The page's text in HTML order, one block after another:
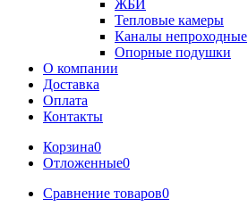
ЖБИ
Тепловые камеры
Каналы непроходные
Опорные подушки
О компании
Доставка
Оплата
Контакты
Корзина0
Отложенные0
Сравнение товаров0